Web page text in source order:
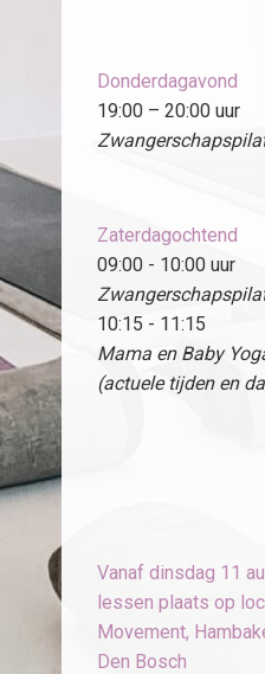
Donderdagavond
19:00 – 20:00 uur
Zaterdagochtend
09:00 - 10:00 uur
10:15 - 11:15
Mama en Baby
(actuele tijden en
Vanaf dinsdag 11
lessen plaats op
Movement,
Den Bosch